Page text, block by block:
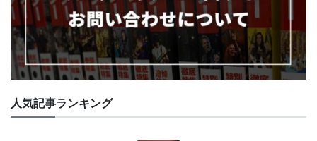
人気記事ランキング